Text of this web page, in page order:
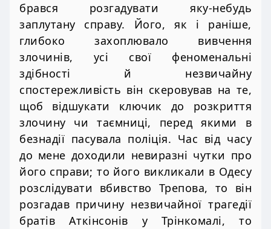
брався розгадувати яку-небудь
заплутану справу. Його, як і раніше,
глибоко захоплювало вивчення
злочинів, усі свої феноменальні
здібності й незвичайну
спостережливість він скеровував на те,
щоб відшукати ключик до розкриття
злочину чи таємниці, перед якими в
безнадії пасувала поліція. Час від часу
до мене доходили невиразні чутки про
його справи; то його викликали в Одесу
розслідувати вбивство Трепова, то він
розгадав причину незвичайної трагедії
братів Аткінсонів у Трінкомалі, то